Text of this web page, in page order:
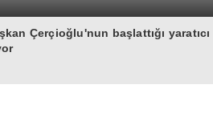
Çerçioğlu'nun başlattığı yaratıcı